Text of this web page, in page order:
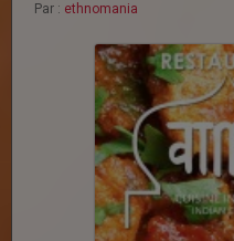
Par : ethnomania